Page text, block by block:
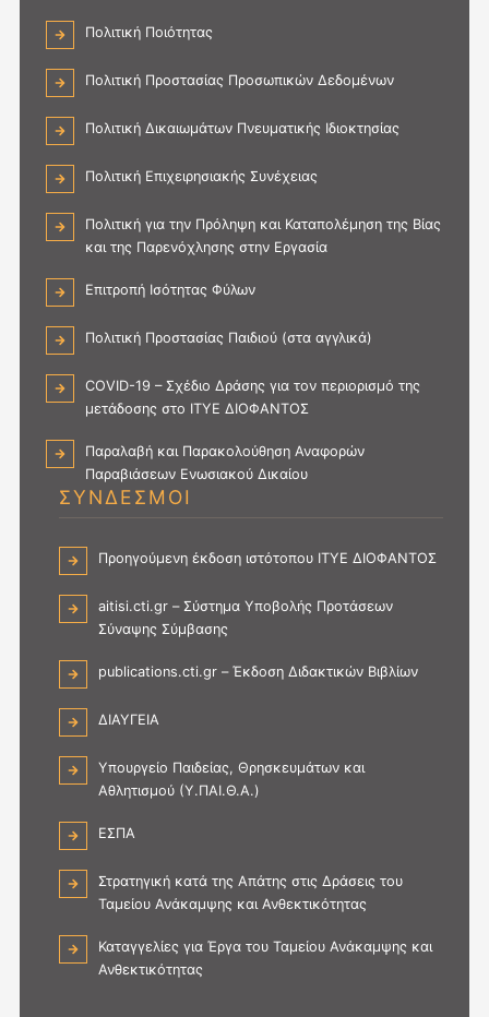
Πολιτική Ποιότητας
Πολιτική Προστασίας Προσωπικών Δεδομένων
Πολιτική Δικαιωμάτων Πνευματικής Ιδιοκτησίας
Πολιτική Επιχειρησιακής Συνέχειας
Πολιτική για την Πρόληψη και Καταπολέμηση της Βίας
και της Παρενόχλησης στην Εργασία
Επιτροπή Ισότητας Φύλων
Πολιτική Προστασίας Παιδιού (στα αγγλικά)
COVID-19 – Σχέδιο Δράσης για τον περιορισμό της
μετάδοσης στο ΙΤΥΕ ΔΙΟΦΑΝΤΟΣ
Παραλαβή και Παρακολούθηση Αναφορών
Παραβιάσεων Ενωσιακού Δικαίου
ΣΥΝΔΕΣΜΟΙ
Προηγούμενη έκδοση ιστότοπου ΙΤΥΕ ΔΙΟΦΑΝΤΟΣ
aitisi.cti.gr – Σύστημα Υποβολής Προτάσεων
Σύναψης Σύμβασης
publications.cti.gr – Έκδοση Διδακτικών Βιβλίων
ΔΙΑΥΓΕΙΑ
Υπουργείο Παιδείας, Θρησκευμάτων και
Αθλητισμού (Υ.ΠΑΙ.Θ.Α.)
ΕΣΠΑ
Στρατηγική κατά της Απάτης στις Δράσεις του
Ταμείου Ανάκαμψης και Ανθεκτικότητας
Καταγγελίες για Έργα του Ταμείου Ανάκαμψης και
Ανθεκτικότητας